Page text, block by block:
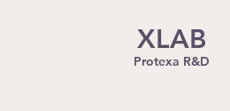
XLAB
Protexa R&D